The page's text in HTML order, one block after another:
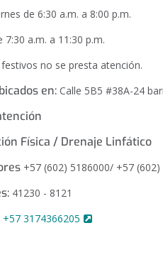
de 6:30 a.m. a 8:00 p.m.
7:30 a.m. a 11:30 p.m.
no se presta atención.
en: Calle 5B5 #38A-24
Física / Drenaje Linfático
+57 (602) 5186000/ +57
41230 - 8121
+57 3174366205